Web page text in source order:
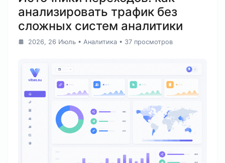
анализировать трафик без
сложных систем аналитики
2026, 26 Июль • Аналитика • 37 просмотров